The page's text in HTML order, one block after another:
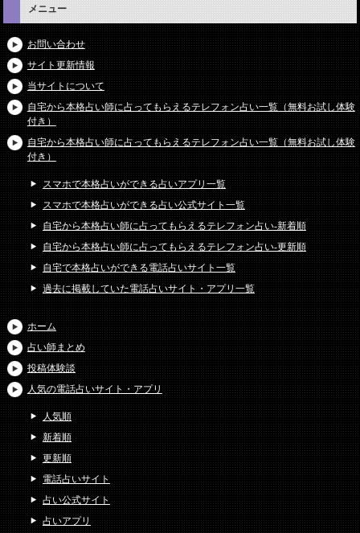
メニュー
お問い合わせ
サイト更新情報
当サイトについて
自宅から本格占い師に占ってもらえるテレフォン占い一覧（無料お試し体験
付き）
自宅から本格占い師に占ってもらえるテレフォン占い一覧（無料お試し体験
付き）
スマホで本格占いができる占いアプリ一覧
スマホで本格占いができる占い公式サイト一覧
自宅から本格占い師に占ってもらえるテレフォン占い-新着順
自宅から本格占い師に占ってもらえるテレフォン占い-更新順
自宅で本格占いができる電話占いサイト一覧
過去に掲載していた電話占いサイト・アプリ一覧
ホーム
占い師まとめ
投稿体験談
人気の電話占いサイト・アプリ
人気順
新着順
更新順
電話占いサイト
占い公式サイト
占いアプリ